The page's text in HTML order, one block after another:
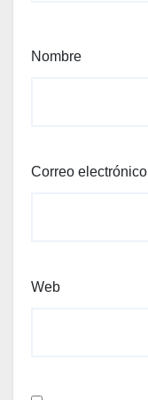
Nombre
Correo electrónico
Web